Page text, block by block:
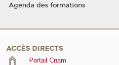
Agenda des formations
ACCÈS DIRECTS
Portail Cnam